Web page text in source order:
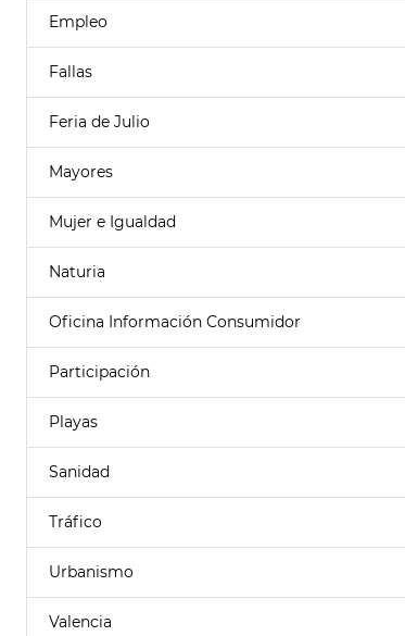
Empleo
Fallas
Feria de Julio
Mayores
Mujer e Igualdad
Naturia
Oficina Información Consumidor
Participación
Playas
Sanidad
Tráfico
Urbanismo
Valencia